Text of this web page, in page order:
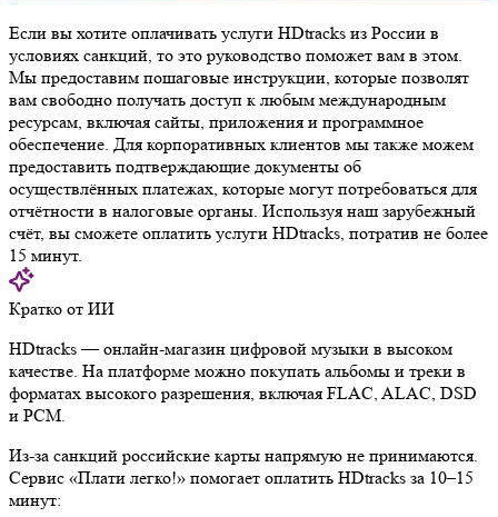
Если вы хотите оплачивать услуги HDtracks из России в
условиях санкций, то это руководство поможет вам в этом.
Мы предоставим пошаговые инструкции, которые позволят
вам свободно получать доступ к любым международным
ресурсам, включая сайты, приложения и программное
обеспечение. Для корпоративных клиентов мы также можем
предоставить подтверждающие документы об
осуществлённых платежах, которые могут потребоваться для
отчётности в налоговые органы. Используя наш зарубежный
счёт, вы сможете оплатить услуги HDtracks, потратив не более
15 минут.
Кратко от ИИ
HDtracks — онлайн-магазин цифровой музыки в высоком
качестве. На платформе можно покупать альбомы и треки в
форматах высокого разрешения, включая FLAC, ALAC, DSD
и PCM.
Из-за санкций российские карты напрямую не принимаются.
Сервис «Плати легко!» помогает оплатить HDtracks за 10–15
минут: